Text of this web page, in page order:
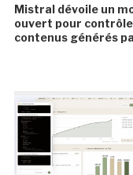
Mistral dévoile un
ouvert pour
contenus générés